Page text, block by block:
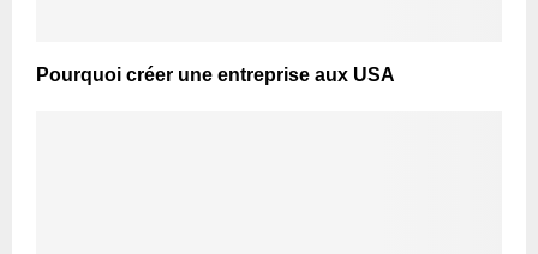
Pourquoi créer une entreprise aux USA